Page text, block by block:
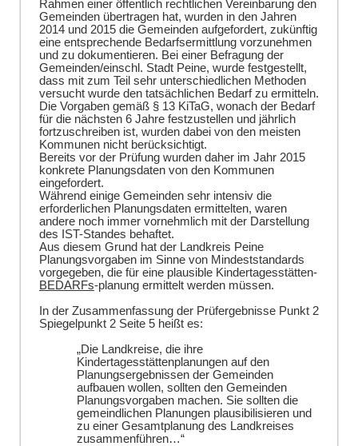
Rahmen einer öffentlich rechtlichen Vereinbarung den
Gemeinden übertragen hat, wurden in den Jahren
2014 und 2015 die Gemeinden aufgefordert, zukünftig
eine entsprechende Bedarfsermittlung vorzunehmen
und zu dokumentieren. Bei einer Befragung der
Gemeinden/einschl. Stadt Peine, wurde festgestellt,
dass mit zum Teil sehr unterschiedlichen Methoden
versucht wurde den tatsächlichen Bedarf zu ermitteln.
Die Vorgaben gemäß § 13 KiTaG, wonach der Bedarf
für die nächsten 6 Jahre festzustellen und jährlich
fortzuschreiben ist, wurden dabei von den meisten
Kommunen nicht berücksichtigt.
Bereits vor der Prüfung wurden daher im Jahr 2015
konkrete Planungsdaten von den Kommunen
eingefordert.
Während einige Gemeinden sehr intensiv die
erforderlichen Planungsdaten ermittelten, waren
andere noch immer vornehmlich mit der Darstellung
des IST-Standes behaftet.
Aus diesem Grund hat der Landkreis Peine
Planungsvorgaben im Sinne von Mindeststandards
vorgegeben, die für eine plausible Kindertagesstätten-
BEDARFs-planung ermittelt werden müssen.
In der Zusammenfassung der Prüfergebnisse Punkt 2
Spiegelpunkt 2 Seite 5 heißt es:
„Die Landkreise, die ihre
Kindertagesstättenplanungen auf den
Planungsergebnissen der Gemeinden
aufbauen wollen, sollten den Gemeinden
Planungsvorgaben machen. Sie sollten die
gemeindlichen Planungen plausibilisieren und
zu einer Gesamtplanung des Landkreises
zusammenführen…“